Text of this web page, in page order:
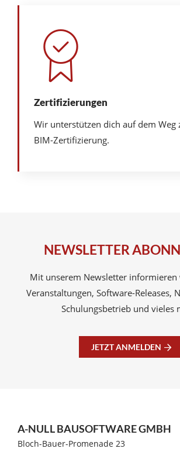
Zertifizierungen
Wir unterstützen dich auf dem Weg
BIM-Zertifizierung.
NEWSLETTER
Mit unserem Newsletter
Veranstaltungen, Software-Releases,
Schulungsbetrieb und vieles
JETZT ANMELDEN
A-NULL BAUSOFTWARE GMBH
Bloch-Bauer-Promenade 23